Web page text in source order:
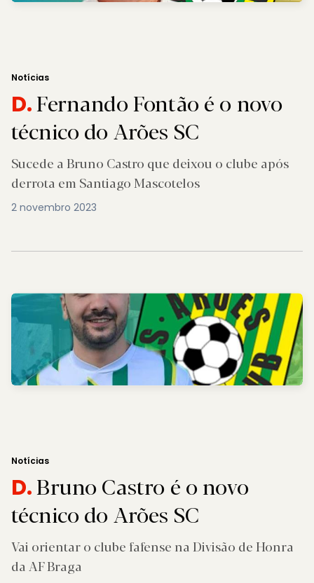
Notícias
D.Fernando Fontão é o novo
técnico do Arões SC
Sucede a Bruno Castro que deixou o clube após
derrota em Santiago Mascotelos
2 novembro 2023
Notícias
D.Bruno Castro é o novo
técnico do Arões SC
Vai orientar o clube fafense na Divisão de Honra
da AF Braga